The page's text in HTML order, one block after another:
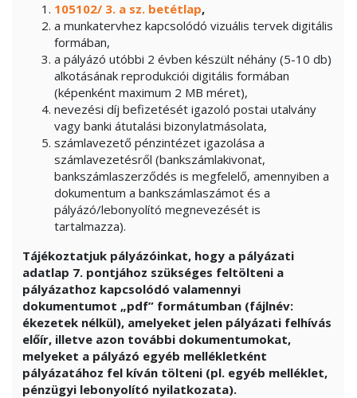
105102/ 3. a sz. betétlap,
a munkatervhez kapcsolódó vizuális tervek digitális
formában,
a pályázó utóbbi 2 évben készült néhány (5-10 db)
alkotásának reprodukciói digitális formában
(képenként maximum 2 MB méret),
nevezési díj befizetését igazoló postai utalvány
vagy banki átutalási bizonylatmásolata,
számlavezető pénzintézet igazolása a
számlavezetésről (bankszámlakivonat,
bankszámlaszerződés is megfelelő, amennyiben a
dokumentum a bankszámlaszámot és a
pályázó/lebonyolító megnevezését is
tartalmazza).
Tájékoztatjuk pályázóinkat, hogy a pályázati
adatlap 7. pontjához szükséges feltölteni a
pályázathoz kapcsolódó valamennyi
dokumentumot „pdf” formátumban (fájlnév:
ékezetek nélkül), amelyeket jelen pályázati felhívás
előír, illetve azon további dokumentumokat,
melyeket a pályázó egyéb mellékletként
pályázatához fel kíván tölteni (pl. egyéb melléklet,
pénzügyi lebonyolító nyilatkozata).